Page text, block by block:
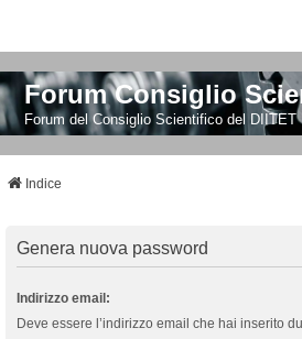
Forum Consiglio
Forum del Consiglio Scientifico del DIITET
Indice
Genera nuova password
Indirizzo email:
Deve essere l’indirizzo email che hai inserito